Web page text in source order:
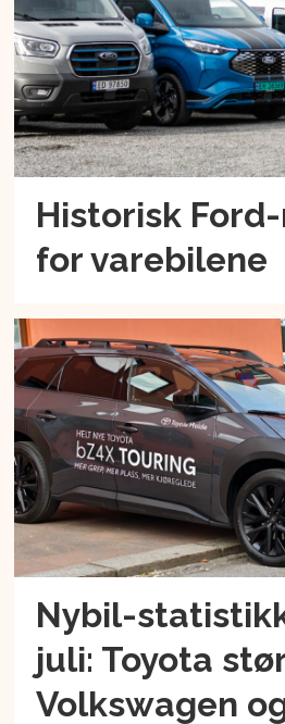
Historisk
for varebilene
Nybil-
juli: Toyota
Volkswagen